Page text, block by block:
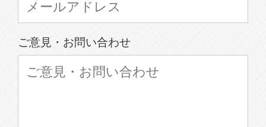
ご意見・お問い合わせ